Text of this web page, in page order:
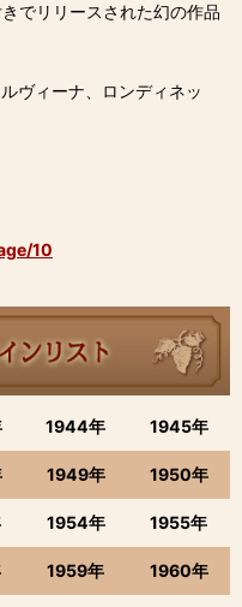
でリリースされた幻の作品
ィーナ、ロンディネッ
10
1944年 1945年
1949年 1950年
1954年 1955年
1959年 1960年